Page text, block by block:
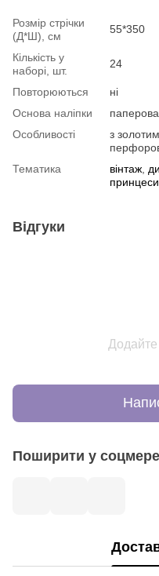
Розмір стрічки
(Д*Ш), см
55*350
Кількість у
наборі, шт.
24
Повторюються
ні
Основа наліпки
паперова
Особливості
з
Тематика
вінтаж
Відгуки
Додайте
Поширити у